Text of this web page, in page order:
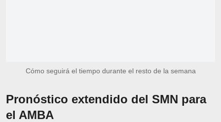
Cómo seguirá el tiempo durante el resto de la semana
Pronóstico extendido del SMN para
el AMBA